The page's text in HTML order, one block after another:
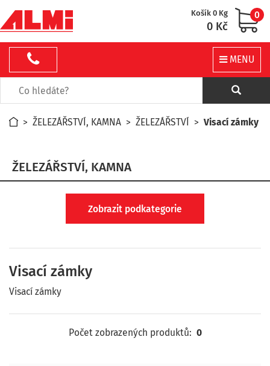
Košík 0 Kg
0 Kč
0
MENU
> ŽELEZÁŘSTVÍ, KAMNA > ŽELEZÁŘSTVÍ > Visací zámky
ŽELEZÁŘSTVÍ, KAMNA
Zobrazit podkategorie
Visací zámky
Visací zámky
Počet zobrazených produktů: 0